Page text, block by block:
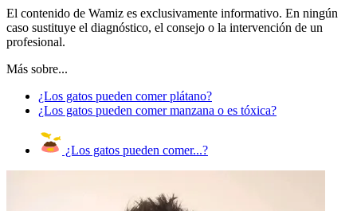
El contenido de Wamiz es exclusivamente informativo. En ningún
caso sustituye el diagnóstico, el consejo o la intervención de un
profesional.
Más sobre...
¿Los gatos pueden comer plátano?
¿Los gatos pueden comer manzana o es tóxica?
¿Los gatos pueden comer...?